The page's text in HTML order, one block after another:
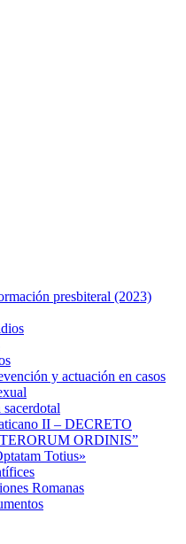
presbiteral (2023)
y actuación en casos
II – DECRETO
ORDINIS”
Totius»
Romanas